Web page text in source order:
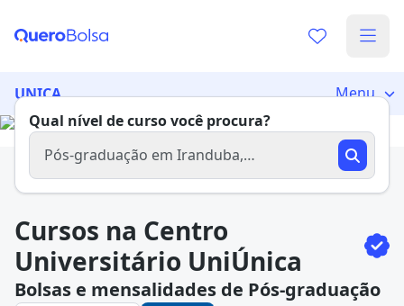
Vamos te guiar no caminho ideal para seus estudos
Ainda não sei
UNICA
Menu
Qual nível de curso você procura?
Pós-graduação em Iranduba,
AMAZONAS
Cursos na Centro
Universitário UniÚnica
Bolsas e mensalidades de Pós-graduação